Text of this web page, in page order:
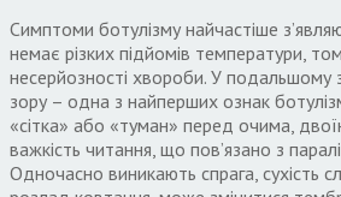
Симптоми ботулізму найчастіше
немає різких підйомів температури,
несерйозності хвороби. У подальшому
зору – одна з найперших ознак
«сітка» або «туман» перед очима,
важкість читання, що пов’язано з
Одночасно виникають спрага, сухість